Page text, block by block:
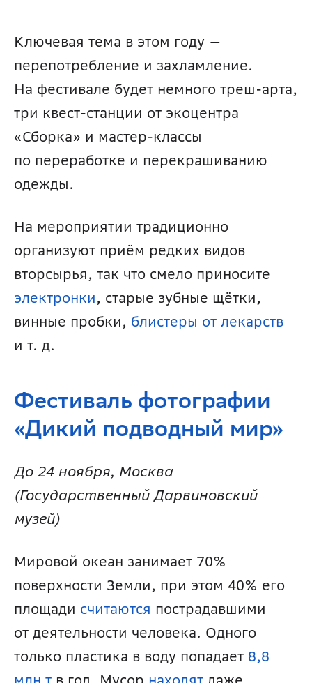
Ключевая тема в этом году —
перепотребление и захламление.
На фестивале будет немного треш-арта,
три квест-станции от экоцентра
«Сборка» и мастер-классы
по переработке и перекрашиванию
одежды.
На мероприятии традиционно
организуют приём редких видов
электронки, старые зубные щётки,
винные пробки, блистеры от лекарств
и т. д.
Фестиваль фотографии
«Дикий подводный мир»
До 24 ноября, Москва
(Государственный Дарвиновский
музей)
Мировой океан занимает 70%
поверхности Земли, при этом 40% его
площади считаются пострадавшими
от деятельности человека. Одного
только пластика в воду попадает 8,8